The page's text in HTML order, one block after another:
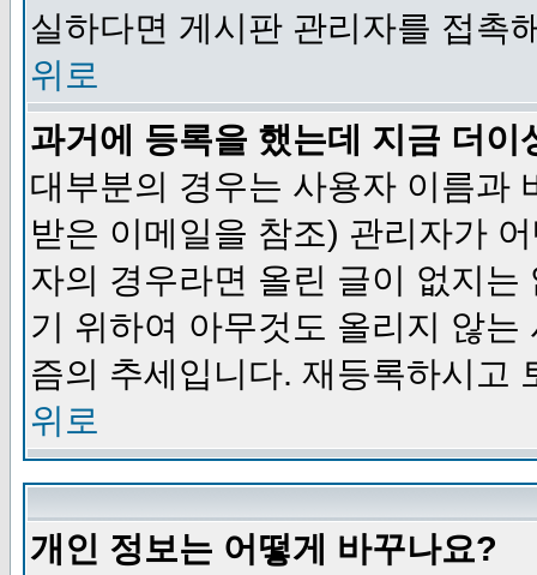
실하다면 게시판 관리자를 접촉
위로
과거에 등록을 했는데 지금 더
대부분의 경우는 사용자 이름과
받은 이메일을 참조) 관리자가
자의 경우라면 올린 글이 없지
기 위하여 아무것도 올리지 않
즘의 추세입니다. 재등록하시고
위로
개인 정보는 어떻게 바꾸나요?